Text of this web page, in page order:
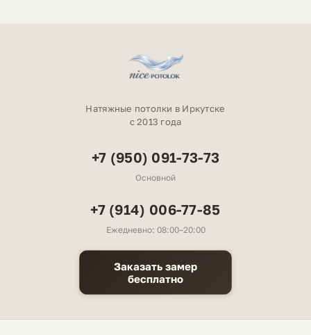
Натяжные потолки в Иркутске
с 2013 года
+7 (950) 091-73-73
Основной
+7 (914) 006-77-85
Ежедневно: 08:00–20:00
Заказать замер
бесплатно